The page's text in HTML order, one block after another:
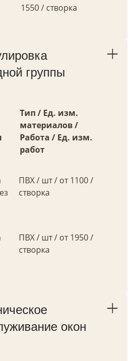
1550 / створка
группы
Тип / Ед. изм.
материалов /
Работа / Ед. изм.
работ
ПВХ / шт / от 1100 /
створка
ПВХ / шт / от 1950 /
створка
окон